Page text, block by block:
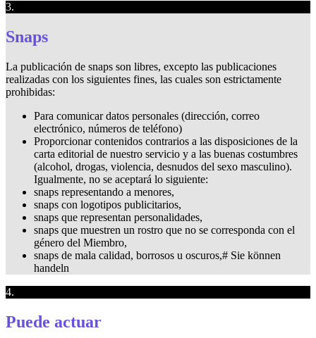
3.
Snaps
La publicación de snaps son libres, excepto las publicaciones
realizadas con los siguientes fines, las cuales son estrictamente
prohibidas:
Para comunicar datos personales (dirección, correo
electrónico, números de teléfono)
Proporcionar contenidos contrarios a las disposiciones de la
carta editorial de nuestro servicio y a las buenas costumbres
(alcohol, drogas, violencia, desnudos del sexo masculino).
Igualmente, no se aceptará lo siguiente:
snaps representando a menores,
snaps con logotipos publicitarios,
snaps que representan personalidades,
snaps que muestren un rostro que no se corresponda con el
género del Miembro,
snaps de mala calidad, borrosos u oscuros,# Sie können
handeln
4.
Puede actuar